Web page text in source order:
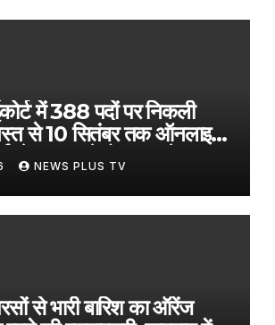
में 388 पदों पर निकली
से 10 सितंबर तक ऑनलाइन
के 141, स्टेनोग्राफर के 79
NEWS PLUS TV
से भारी बारिश का ऑरेंज